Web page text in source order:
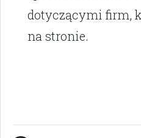
dotyczącymi firm,
na stronie.